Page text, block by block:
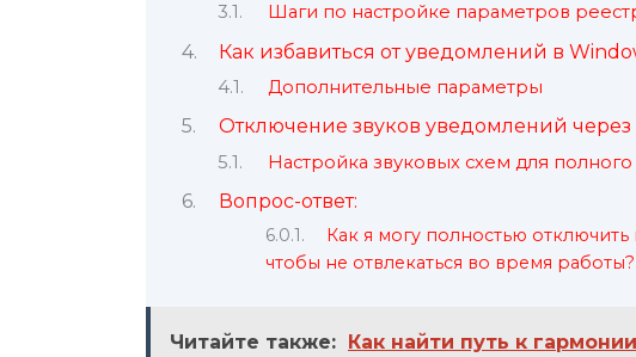
Шаги по настройке параметров
Как избавиться от уведомлений в
Дополнительные параметры
Отключение звуков уведомлений
Настройка звуковых схем для
Вопрос-ответ:
Как я могу полностью
чтобы не отвлекаться во время работы?
Читайте также:
Как найти путь к